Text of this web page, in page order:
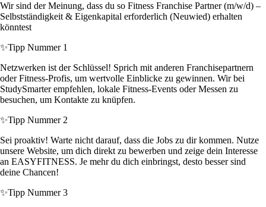
Wir sind der Meinung, dass du so Fitness Franchise Partner (m/w/d) –
Selbstständigkeit & Eigenkapital erforderlich (Neuwied) erhalten
könntest
✨Tipp Nummer 1
Netzwerken ist der Schlüssel! Sprich mit anderen Franchisepartnern
oder Fitness-Profis, um wertvolle Einblicke zu gewinnen. Wir bei
StudySmarter empfehlen, lokale Fitness-Events oder Messen zu
besuchen, um Kontakte zu knüpfen.
✨Tipp Nummer 2
Sei proaktiv! Warte nicht darauf, dass die Jobs zu dir kommen. Nutze
unsere Website, um dich direkt zu bewerben und zeige dein Interesse
an EASYFITNESS. Je mehr du dich einbringst, desto besser sind
deine Chancen!
✨Tipp Nummer 3